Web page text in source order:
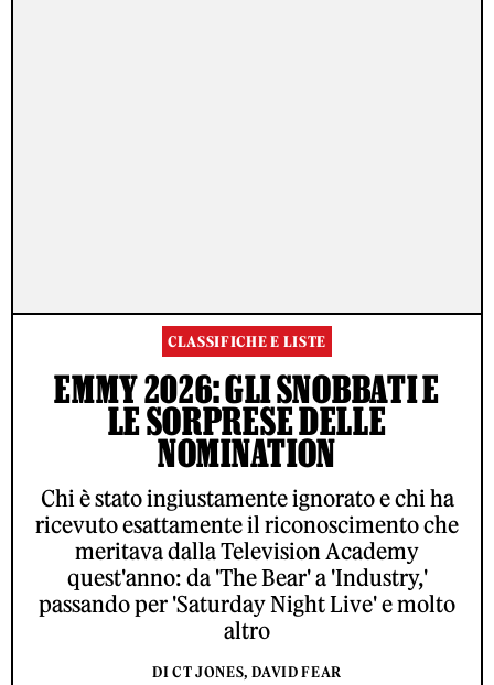
CLASSIFICHE E LISTE
EMMY 2026: GLI SNOBBATI E
LE SORPRESE DELLE
NOMINATION
Chi è stato ingiustamente ignorato e chi ha
ricevuto esattamente il riconoscimento che
meritava dalla Television Academy
quest'anno: da 'The Bear' a 'Industry,'
passando per 'Saturday Night Live' e molto
altro
DI CT JONES, DAVID FEAR